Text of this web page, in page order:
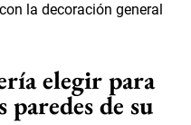
la decoración general
elegir para
paredes de su